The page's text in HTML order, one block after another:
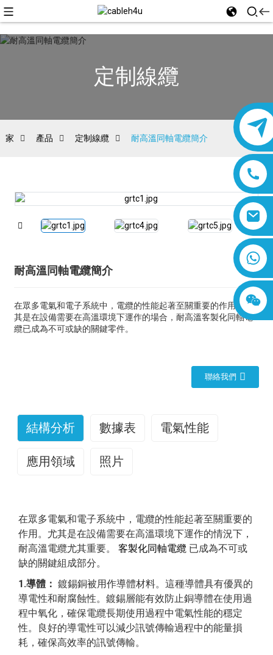
定制線纜
家 產品 定制線纜 耐高溫同軸電纜簡介
耐高溫同軸電纜簡介
在眾多電氣和電子系統中，電纜的性能起著至關重要的作用。尤
其是在設備需要在高溫環境下運作的場合，耐高溫客製化同軸電
纜已成為不可或缺的關鍵零件。
聯絡我們
結構分析 數據表 電氣性能
應用領域 照片
在眾多電氣和電子系統中，電纜的性能起著至關重要的
作用。尤其是在設備需要在高溫環境下運作的情況下，
耐高溫電纜尤其重要。 客製化同軸電纜 已成為不可或
缺的關鍵組成部分。
1.導​​體： 鍍錫銅被用作導體材料。這種導體具有優異的
導電性和耐腐蝕性。鍍錫層能有效防止銅導體在使用過
程中氧化，確保電纜長期使用過程中電氣性能的穩定
性。良好的導電性可以減少訊號傳輸過程中的能量損
耗，確保高效率的訊號傳輸。
全穩定地工作。這種額定電壓設計使其適用於各種中低壓
電氣設備和電子系統。
2.額定溫度：其工作溫度範圍為-40℃至+200℃，展現出
下，即使溫度過高，也能正常運作，不會出現性能下降或
損壞。在寒冷地區的戶外設備、冷藏庫等低溫環境下，它
同樣能保持良好的柔韌性和電氣性能，確保設備的正常運
作。
引擎周圍感測器、控制系統和其他設備的訊號傳輸；在工
業自動化領域，它可用於高溫環境下自動化生產線、機器
人和其他設備的連接；在石油化工行業，它適用於煉油
廠、化工廠等高溫腐蝕性環境下的儀器、監控系統等的佈
線。
總而言之，這種具有特殊結構和性能的耐高溫同軸電纜，
憑藉其優異的耐高低溫性能、良好的電氣性能和屏蔽效
果，在許多高溫應用場景中發揮著重要作用，為各種設備
的穩定運行提供了可靠的保障。